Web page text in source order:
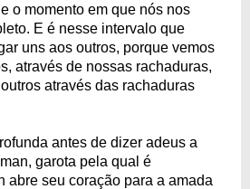
o momento em que nós nos
E é nesse intervalo que
uns aos outros, porque vemos
através de nossas rachaduras,
através das rachaduras
antes de dizer adeus a
garota pela qual é
abre seu coração para a amada